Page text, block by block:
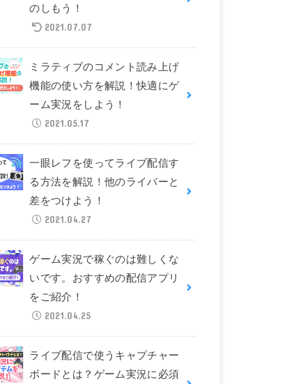
のしもう！
2021.07.07
ミラティブのコメント読み上げ
機能の使い方を解説！快適にゲ
ーム実況をしよう！
2021.05.17
一眼レフを使ってライブ配信す
る方法を解説！他のライバーと
差をつけよう！
2021.04.27
ゲーム実況で稼ぐのは難しくな
いです。おすすめの配信アプリ
をご紹介！
2021.04.25
ライブ配信で使うキャプチャー
ボードとは？ゲーム実況に必須